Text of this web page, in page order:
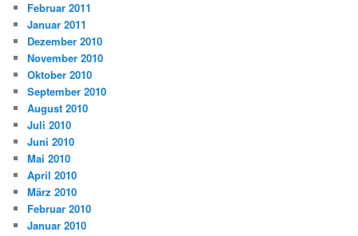
Februar 2011
Januar 2011
Dezember 2010
November 2010
Oktober 2010
September 2010
August 2010
Juli 2010
Juni 2010
Mai 2010
April 2010
März 2010
Februar 2010
Januar 2010